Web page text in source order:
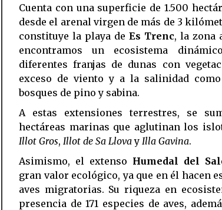
Cuenta con una superficie de 1.500
desde el arenal virgen de más de 3
constituye la playa de Es Trenc, la zona
encontramos un ecosistema
diferentes franjas de dunas con
exceso de viento y a la salinidad
bosques de pino y sabina.
A estas extensiones terrestres, se
hectáreas marinas que aglutinan los
Illot Gros, Illot de Sa Llovay Illa Gavina.
Asimismo, el extenso Humedal del
gran valor ecológico, ya que en él hacen
aves migratorias. Su riqueza en
presencia de 171 especies de aves,